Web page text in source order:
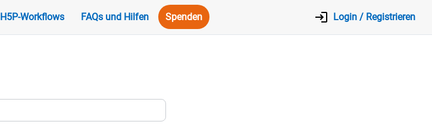
H5P-Workflows FAQs und Hilfen Spenden Login / Registrieren